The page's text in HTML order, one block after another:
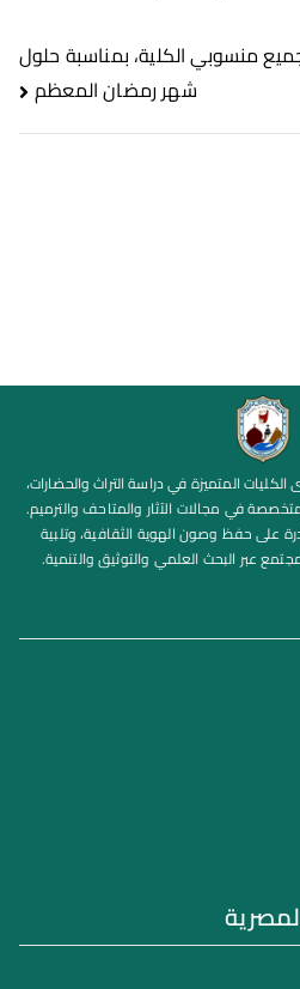
منسوبي الكلية، بمناسبة حلول
شهر رمضان المعظم
المتميزة في دراسة التراث والحضارات،
في مجالات الآثار والمتاحف والترميم.
على حفظ وصون الهوية الثقافية، وتلبية
عبر البحث العلمي والتوثيق والتنمية.